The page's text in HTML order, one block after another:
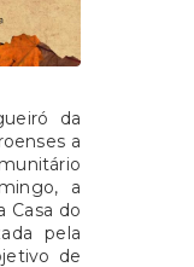
da
a
a
Casa do
pela
de